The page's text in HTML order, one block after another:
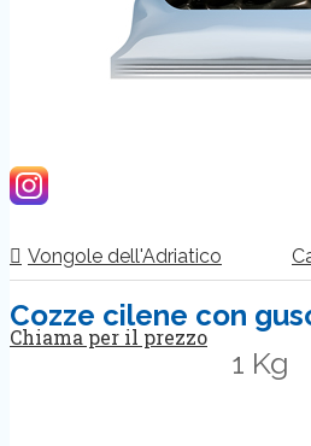
Vongole dell'Adriatico
Cozze cilene con
Chiama per il prezzo
1 Kg